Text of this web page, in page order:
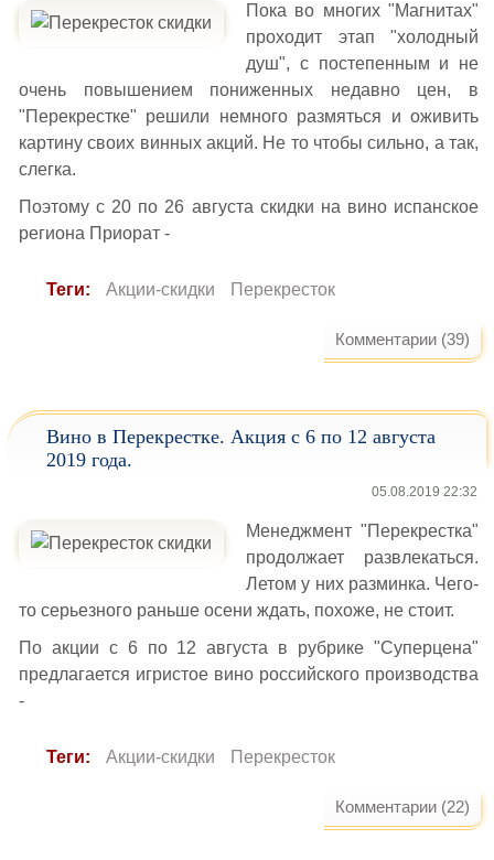
Пока во многих "Магнитах"
проходит этап "холодный
душ", с постепенным и не
очень повышением пониженных недавно цен, в
"Перекрестке" решили немного размяться и оживить
картину своих винных акций. Не то чтобы сильно, а так,
слегка.
Поэтому с 20 по 26 августа скидки на вино испанское
региона Приорат -
Теги: Акции-скидки Перекресток
Комментарии (39)
Вино в Перекрестке. Акция с 6 по 12 августа
2019 года.
05.08.2019 22:32
Менеджмент "Перекрестка"
продолжает развлекаться.
Летом у них разминка. Чего-
то серьезного раньше осени ждать, похоже, не стоит.
По акции с 6 по 12 августа в рубрике "Суперцена"
предлагается игристое вино российского производства
-
Теги: Акции-скидки Перекресток
Комментарии (22)